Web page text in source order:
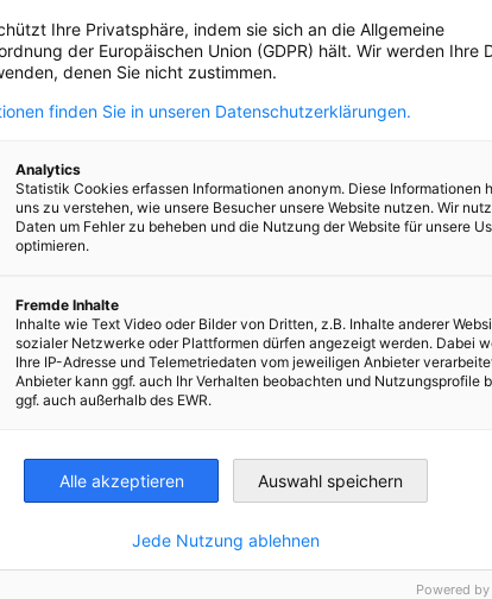
Ihre Privatsphäre, indem sie sich an die Allgemeine
der Europäischen Union (GDPR) hält. Wir werden Ihre
denen Sie nicht zustimmen.
finden Sie in unseren Datenschutzerklärungen.
Analytics
Statistik Cookies erfassen Informationen anonym. Diese Informationen
uns zu verstehen, wie unsere Besucher unsere Website nutzen. Wir
Daten um Fehler zu beheben und die Nutzung der Website für unsere
optimieren.
Fremde Inhalte
Inhalte wie Text Video oder Bilder von Dritten, z.B. Inhalte anderer
sozialer Netzwerke oder Plattformen dürfen angezeigt werden. Dabei
Ihre IP-Adresse und Telemetriedaten vom jeweiligen Anbieter
Anbieter kann ggf. auch Ihr Verhalten beobachten und Nutzungsprofile
ggf. auch außerhalb des EWR.
Alle akzeptieren Auswahl speichern
Jede Nutzung ablehnen
Powered by